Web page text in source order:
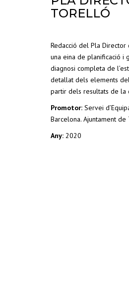
TORELLÓ
Redacció del Pla Director
una eina de planificació i
diagnosi completa de
detallat dels elements
partir dels resultats de la
Promotor: Servei
Barcelona. Ajuntament de
Any: 2020